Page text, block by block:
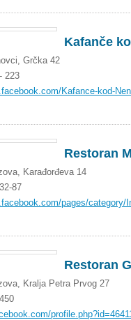
Kafanče
Grčka 42
223
Kafance-kod-
Restoran
Karađorđeva 14
87
pages/
Restoran
Kralja Petra Prvog 27